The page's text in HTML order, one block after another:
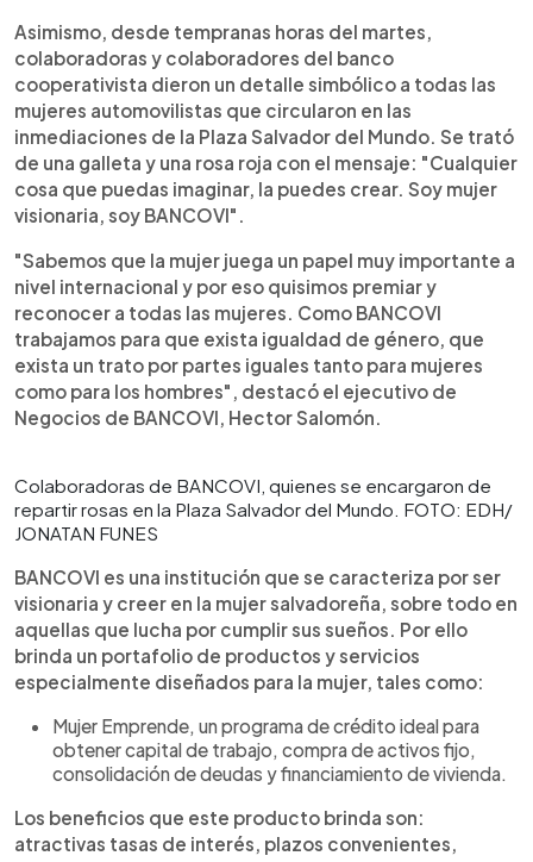
Asimismo, desde tempranas horas del martes,
colaboradoras y colaboradores del banco
cooperativista dieron un detalle simbólico a todas las
mujeres automovilistas que circularon en las
inmediaciones de la Plaza Salvador del Mundo. Se trató
de una galleta y una rosa roja con el mensaje: "Cualquier
cosa que puedas imaginar, la puedes crear. Soy mujer
visionaria, soy BANCOVI".
"Sabemos que la mujer juega un papel muy importante a
nivel internacional y por eso quisimos premiar y
reconocer a todas las mujeres. Como BANCOVI
trabajamos para que exista igualdad de género, que
exista un trato por partes iguales tanto para mujeres
como para los hombres", destacó el ejecutivo de
Negocios de BANCOVI, Hector Salomón.
Colaboradoras de BANCOVI, quienes se encargaron de
repartir rosas en la Plaza Salvador del Mundo. FOTO: EDH/
JONATAN FUNES
BANCOVI es una institución que se caracteriza por ser
visionaria y creer en la mujer salvadoreña, sobre todo en
aquellas que lucha por cumplir sus sueños. Por ello
brinda un portafolio de productos y servicios
especialmente diseñados para la mujer, tales como:
Mujer Emprende, un programa de crédito ideal para
obtener capital de trabajo, compra de activos fijo,
consolidación de deudas y financiamiento de vivienda.
Los beneficios que este producto brinda son:
atractivas tasas de interés, plazos convenientes,